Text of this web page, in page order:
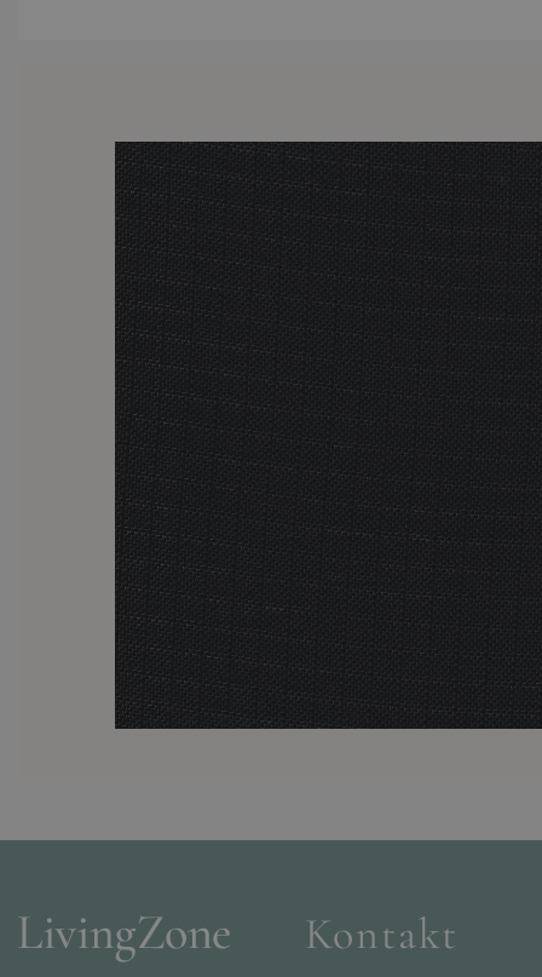
erzielende Nutzen hält
ungünstigen
Investition wird sich
Bitte beachten Sie, dass sich
jedoch weder die
Kontakt